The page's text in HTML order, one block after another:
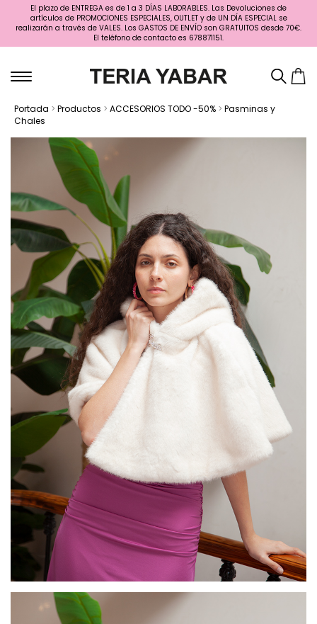
El plazo de ENTREGA es de 1 a 3 DÍAS LABORABLES. Las Devoluciones de
artículos de PROMOCIONES ESPECIALES, OUTLET y de UN DÍA ESPECIAL se
realizarán a través de VALES. Los GASTOS DE ENVÍO son GRATUITOS desde 70€.
El teléfono de contacto es 678871151.
Portada > Productos > ACCESORIOS TODO -50% > Pasminas y
Chales